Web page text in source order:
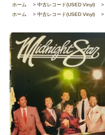
ホーム
> 中古レコード(USED Vinyl) >
ホーム
> 中古レコード(USED Vinyl) >